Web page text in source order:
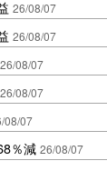
26/08/07
26/08/07
26/08/07
26/08/07
08/07
％減 26/08/07